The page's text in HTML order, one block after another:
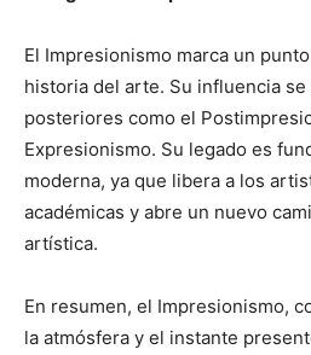
El Impresionismo marca un
historia del arte. Su influencia
posteriores como el
Expresionismo. Su legado es
moderna, ya que libera a los
académicas y abre un nuevo
artística.
En resumen, el Impresionismo,
la atmósfera y el instante